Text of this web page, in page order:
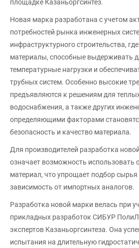
площадке Казаньоргсинтез.
Новая марка разработана с учетом
потребностей рынка инженерных
инфраструктурного строительства,
материалы, способные выдерживать
температурные нагрузки и
трубных систем. Особенно высокие
предъявляются к решениям для
водоснабжения, а также других
определяющими факторами
безопасность и качество материала.
Для производителей разработка
означает возможность использовать
материал, что упрощает подбор
зависимость от импортных аналогов.
Разработка новой марки велась при
прикладных разработок СИБУР
экспертов Казаньоргсинтеза. Она
испытания на длительную